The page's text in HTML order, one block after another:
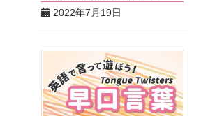
2022年7月19日